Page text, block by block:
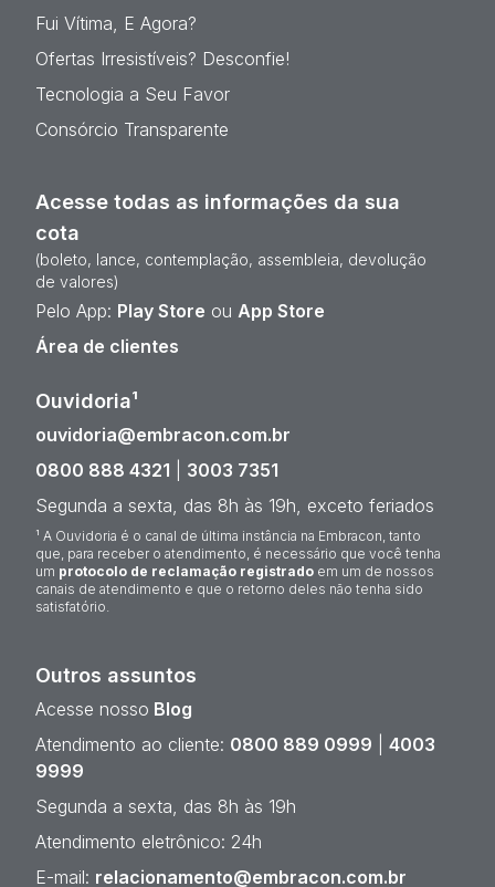
Fui Vítima, E Agora?
Ofertas Irresistíveis? Desconfie!
Tecnologia a Seu Favor
Consórcio Transparente
Acesse todas as informações da sua
cota
(boleto, lance, contemplação, assembleia, devolução
de valores)
Pelo App: Play Store ou App Store
Área de clientes
Ouvidoria¹
ouvidoria@embracon.com.br
0800 888 4321
3003 7351
Segunda a sexta, das 8h às 19h, exceto feriados
¹ A Ouvidoria é o canal de última instância na Embracon, tanto
que, para receber o atendimento, é necessário que você tenha
um protocolo de reclamação registrado em um de nossos
canais de atendimento e que o retorno deles não tenha sido
satisfatório.
Outros assuntos
Acesse nosso Blog
Atendimento ao cliente: 0800 889 0999
4003
9999
Segunda a sexta, das 8h às 19h
Atendimento eletrônico: 24h
E-mail: relacionamento@embracon.com.br